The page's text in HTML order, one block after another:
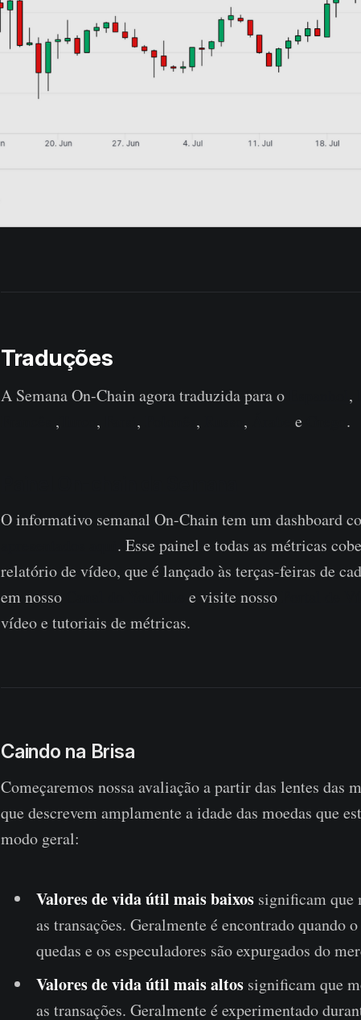
Traduções
A Semana On-Chain agora traduzida para o ,
, , , , , e .
O informativo semanal On-Chain tem um dashboard
. Esse painel e todas as métricas
relatório de vídeo, que é lançado às terças-feiras de
em nosso
e visite nosso
vídeo e tutoriais de métricas.
Caindo na Brisa
Começaremos nossa avaliação a partir das lentes das
que descrevem amplamente a idade das moedas que
modo geral:
Valores de vida útil mais baixos significam que
as transações. Geralmente é encontrado quando
quedas e os especuladores são expurgados do
Valores de vida útil mais altos significam que
as transações. Geralmente é experimentado